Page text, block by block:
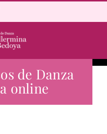
Onlinede Danza
online